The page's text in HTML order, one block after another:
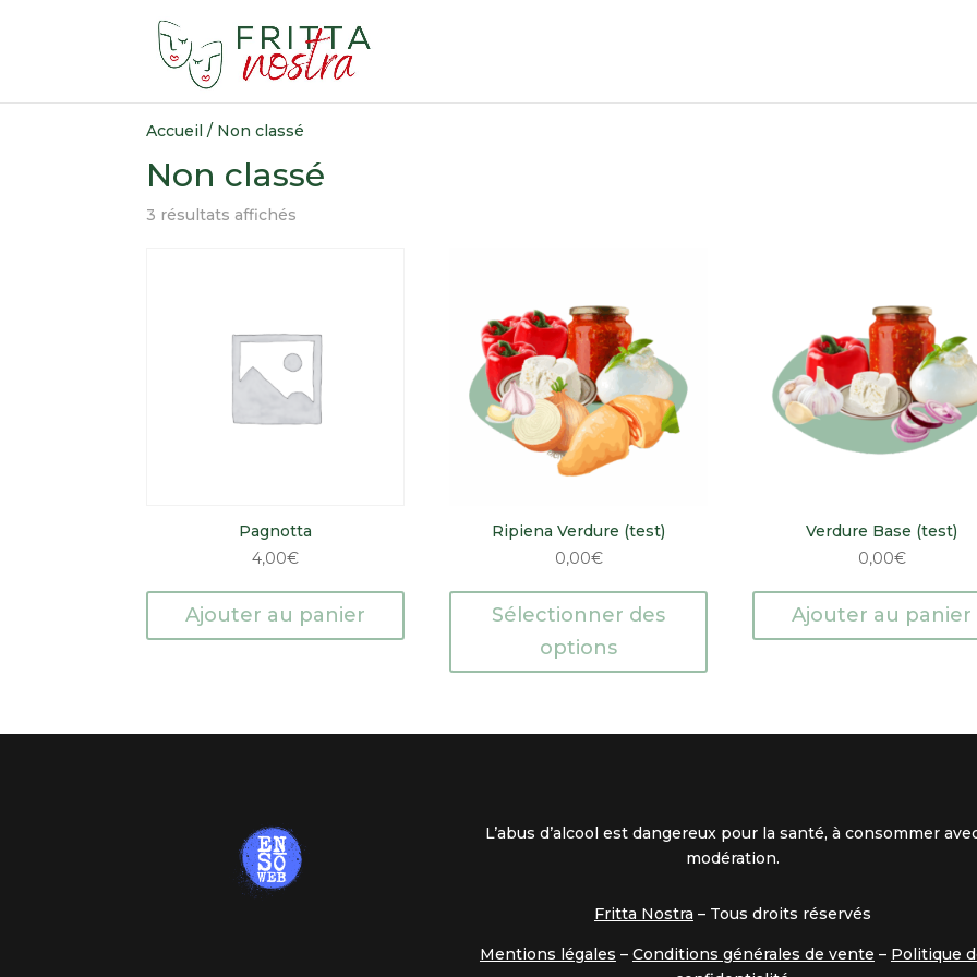
Accueil / Non classé
Non classé
3 résultats affichés
Pagnotta
4,00€
Ajouter au panier
Ripiena Verdure (test)
0,00€
Sélectionner des
options
Verdure Base (test)
0,00€
Ajouter au panier
L’abus d’alcool est dangereux pour la santé, à consommer
modération.
Fritta Nostra – Tous droits réservés
Mentions légales – Conditions générales de vente – Politique